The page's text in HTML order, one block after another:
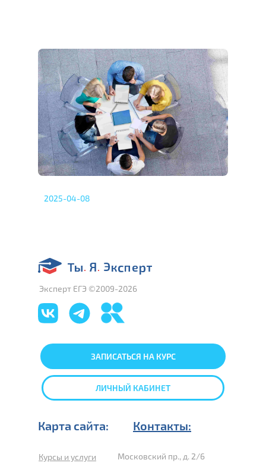
2025-04-08
Курсы и услуги
Московский пр., д. 2/6
Карта сайта: Контакты:
Эксперт ЕГЭ ©2009-2026
ЗАПИСАТЬСЯ НА КУРС
ЛИЧНЫЙ КАБИНЕТ